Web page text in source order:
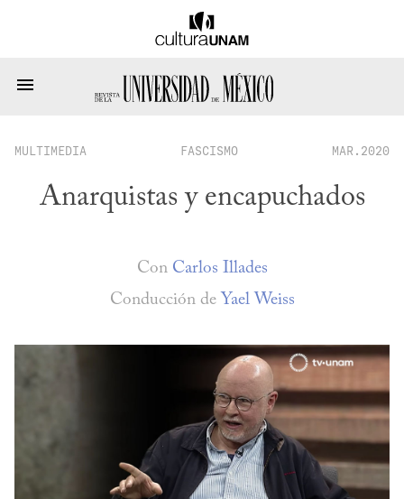
MULTIMEDIA FASCISMO MAR.2020
Anarquistas y encapuchados
Con Carlos Illades
Conducción de Yael Weiss